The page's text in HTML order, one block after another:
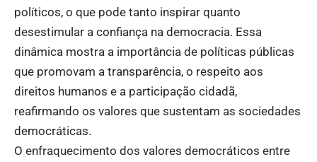
políticos, o que pode tanto inspirar quanto
desestimular a confiança na democracia. Essa
dinâmica mostra a importância de políticas públicas
que promovam a transparência, o respeito aos
direitos humanos e a participação cidadã,
reafirmando os valores que sustentam as sociedades
democráticas.
O enfraquecimento dos valores democráticos entre